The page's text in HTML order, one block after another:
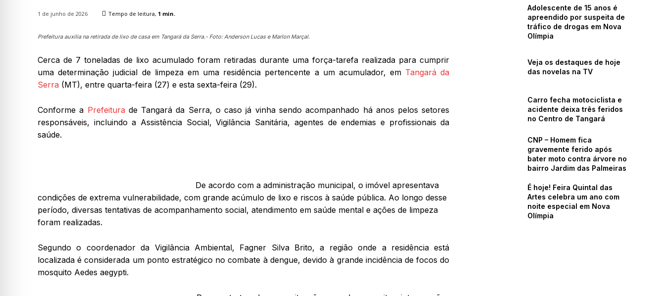
1 de junho de 2026 Tempo de leitura, 1 min.
Prefeitura auxilia na retirada de lixo de casa em Tangará da Serra.- Foto: Anderson Lucas e Marlon Marçal.
Cerca de 7 toneladas de lixo acumulado foram retiradas durante uma força-tarefa realizada para cumprir
uma determinação judicial de limpeza em uma residência pertencente a um acumulador, em Tangará da
Serra (MT), entre quarta-feira (27) e esta sexta-feira (29).
Conforme a Prefeitura de Tangará da Serra, o caso já vinha sendo acompanhado há anos pelos setores
responsáveis, incluindo a Assistência Social, Vigilância Sanitária, agentes de endemias e profissionais da
saúde.
De acordo com a administração municipal, o imóvel apresentava
condições de extrema vulnerabilidade, com grande acúmulo de lixo e riscos à saúde pública. Ao longo desse
período, diversas tentativas de acompanhamento social, atendimento em saúde mental e ações de limpeza
foram realizadas.
Segundo o coordenador da Vigilância Ambiental, Fagner Silva Brito, a região onde a residência está
localizada é considerada um ponto estratégico no combate à dengue, devido à grande incidência de focos do
mosquito Aedes aegypti.
Adolescente de 15 anos é
apreendido por suspeita de
tráfico de drogas em Nova
Olímpia
Veja os destaques de hoje
das novelas na TV
Carro fecha motociclista e
acidente deixa três feridos
no Centro de Tangará
CNP – Homem fica
gravemente ferido após
bater moto contra árvore no
bairro Jardim das Palmeiras
É hoje! Feira Quintal das
Artes celebra um ano com
noite especial em Nova
Olímpia